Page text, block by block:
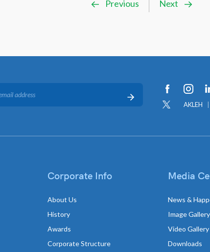
Previous Next
AKLEH
Corporate Info
About Us
History
Awards
Corporate Structure
Media
News &
Image Gallery
Video Gallery
Downloads